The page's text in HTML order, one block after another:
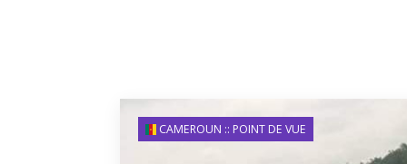
CAMEROUN :: POINT DE VUE